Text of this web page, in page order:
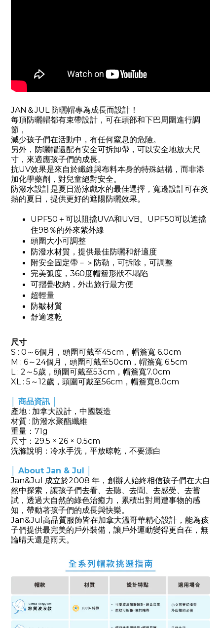
JAN＆JUL 防曬帽專為成長而設計！
每頂防曬帽都有束帶設計，可在頭部和下巴周圍進行調
節，
減少孩子們在活動中，有任何窒息的危險。
另外，防曬帽還配有安全可拆卸帶，可以安全地放大尺
寸，來適應孩子們的成長。
抗UV效果是來自於纖維與布料本身的特殊結構，而非添
加化學藥劑，對兒童絕對安全。
防潑水設計是夏日游泳戲水的最佳選擇，寬邊設計可在炎
熱的夏日，提供更好的遮陽防曬效果。
UPF50＋可以阻擋UVA和UVB。UPF50可以遮擋
住98％的外來紫外線
頭圍大小可調整
防潑水材質，提供最佳防曬和舒適度
附安全固定帶－＞防勒，可拆除，可調整
完美弧度，360度帽簷形狀不塌陷
可摺疊收納，外出旅行最方便
超輕量
防皺材質
舒適速乾
尺寸
S : 0～6個月，頭圍可戴至45cm，帽簷寬 6.0cm
M : 6～24個月，頭圍可戴至50cm，帽簷寬 6.5cm
L : 2～5歲，頭圍可戴至53cm，帽簷寬7.0cm
XL : 5～12歲，頭圍可戴至56cm，帽簷寬8.0cm
│ 商品資訊 │
產地 : 加拿大設計，中國製造
材質 : 防潑水聚酯纖維
重量：71g
尺寸：29.5 × 26 × 0.5cm
洗滌說明：冷水手洗，平放晾乾，不要漂白
│ About Jan & Jul │
Jan&Jul 成立於2008 年，創辦人始終相信孩子們在大自
然中探索，讓孩子們去看、去聽、去聞、去感受、去嘗
試，透過大自然的綠色治癒力，累積出對周遭事物的感
知，帶動著孩子們的成長與快樂。
Jan&Jul高品質服飾皆在加拿大溫哥華精心設計，能為孩
子們提供最完美的戶外裝備，讓戶外運動變得更自在，無
論晴天還是雨天。